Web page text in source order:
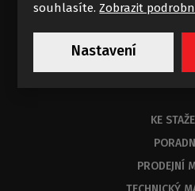
Chci dostávat
Souhlasím se
KE
PRODEJNÍ
souhlasíte.Zobrazit
Nastavení